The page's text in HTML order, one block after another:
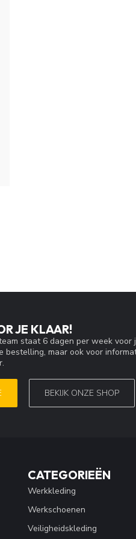
JE KLAAR!
staat 6 dagen per week voor
bestelling, maar ook voor
BEKIJK ONZE SHOP
CATEGORIEËN
Werkkleding
Werkschoenen
Veiligheidskleding